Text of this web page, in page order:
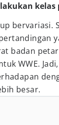
bervariasi.
badan
WWE.
besar.